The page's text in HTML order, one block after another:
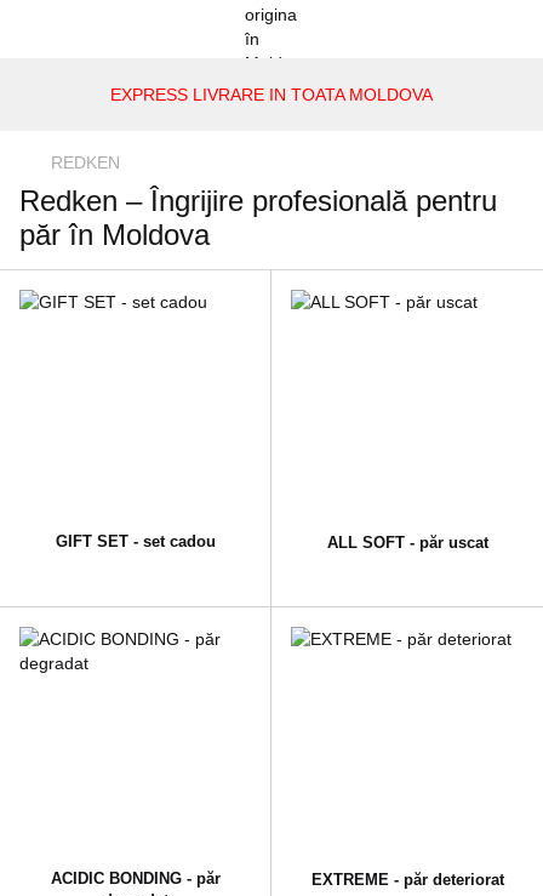
EXPRESS LIVRARE IN TOATA MOLDOVA
REDKEN
Redken – Îngrijire profesională pentru
păr în Moldova
GIFT SET - set cadou ALL SOFT - păr uscat
ACIDIC BONDING - păr
EXTREME - păr deteriorat